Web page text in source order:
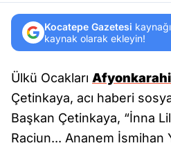
Kocatepe Gazetesi
kaynak olarak ekleyin!
Ülkü Ocakları
Çetinkaya, acı haberi
Başkan Çetinkaya, “İnna
Raciun... Ananem İsmihan